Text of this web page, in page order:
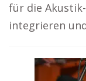
für die
integrieren